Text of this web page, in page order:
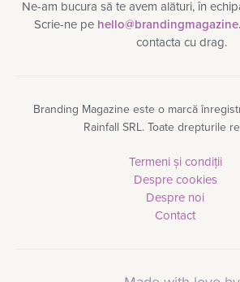
Ne-am bucura să te avem alături, în
Scrie-ne pe
contacta cu drag.
Branding Magazine este o marcă
Rainfall SRL. Toate drepturile
Termeni și condiții
Despre cookies
Despre noi
Contact